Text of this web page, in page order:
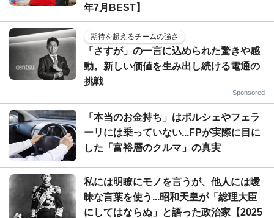
年7月BEST】
期待を超えるチームの強さ
「さすが」の一言に込められた驚きや感
動。新しい価値を生み出し続ける電通の
挑戦
Sponsored
「本当のお金持ち」はポルシェやフェラ
ーリには乗っていない...FPが実際に目に
した「富裕層のクルマ」の真実
私には明瞭にモノを言うが、他人には曖
昧な言葉を使う...昭和天皇が「総理大臣
にしてはならぬ」と語った政治家【2025